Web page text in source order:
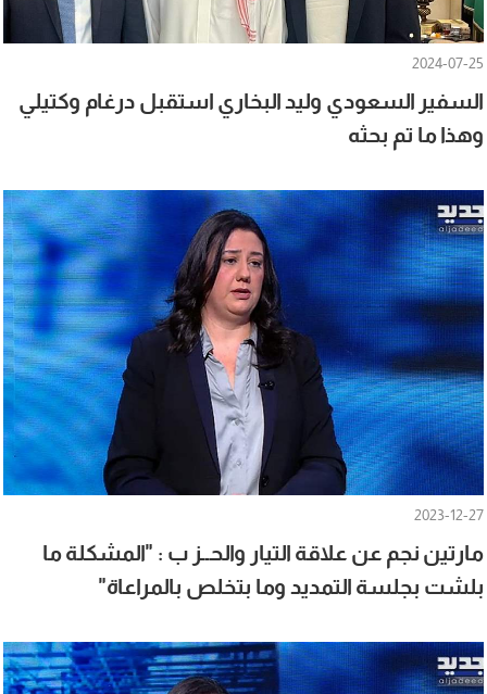
2024-07-25
السفير السعودي وليد البخاري استقبل درغام وكتيلي
وهذا ما تم بحثه
2023-12-27
مارتين نجم عن علاقة التيار والحــز ب : "المشكلة ما
بلشت بجلسة التمديد وما بتخلص بالمراعاة"